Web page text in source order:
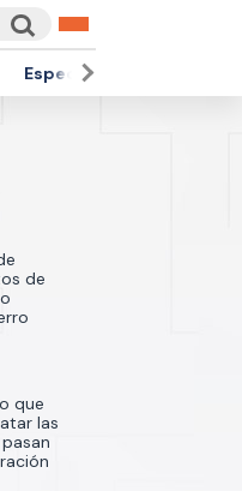
Espectáculos
de
que
las